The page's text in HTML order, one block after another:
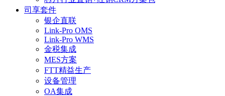
司享套件
银企直联
Link-Pro OMS
Link-Pro WMS
金税集成
MES方案
FTT精益生产
设备管理
OA集成